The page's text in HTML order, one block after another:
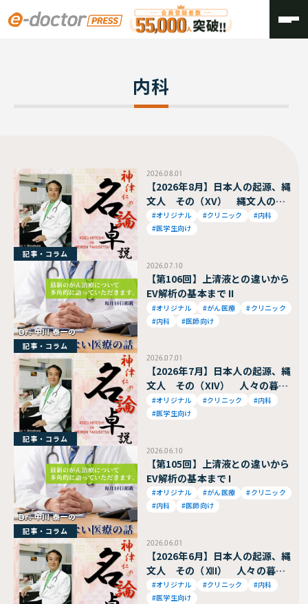
TOP
内科
2026.08.01
【2026年8月】日本人の起源、縄
文人 その（XV） 縄文人の精
神世界
#オリジナル #クリニック
#内科
#医学生向け
記事・コラム
2026.07.10
【第106回】上清液との違いから
EV解析の基本まで II
#オリジナル #がん医療
#クリニック
#内科
#医師向け
記事・コラム
2026.07.01
【2026年7月】日本人の起源、縄
文人 その（XIV） 人々の暮ら
し〜編組製品と衣服〜
#オリジナル #クリニック
#内科
#医学生向け
記事・コラム
2026.06.10
【第105回】上清液との違いから
EV解析の基本まで I
#オリジナル #がん医療
#クリニック
#内科
#医師向け
記事・コラム
2026.06.01
【2026年6月】日本人の起源、縄
文人 その（ⅫI） 人々の暮ら
し〜木の実と食事文化〜
#オリジナル #クリニック
#内科
#医学生向け